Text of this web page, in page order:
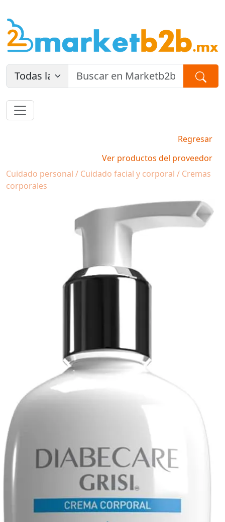
Regresar
Ver productos del proveedor
Cuidado personal / Cuidado facial y corporal / Cremas
corporales